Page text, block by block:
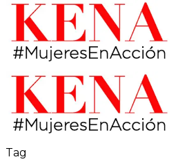
Tag